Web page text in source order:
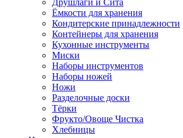
Друшлаги и Сита
Ёмкости для хранения
Кондитерские принадлежности
Контейнеры для хранения
Кухонные инструменты
Миски
Наборы инструментов
Наборы ножей
Ножи
Разделочные доски
Тёрки
Фрукто/Овоще Чистка
Хлебницы